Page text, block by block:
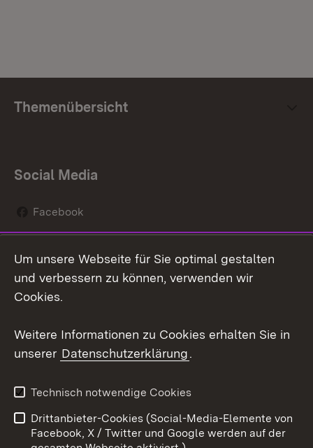
Themenübersicht
Social Media
Facebook
Social Wall
Youtube
Kontakt
Datenschutz
Barrierefreiheit
Impressum Cookies
Um unsere Webseite für Sie optimal gestalten
und verbessern zu können, verwenden wir
Cookies.
Weitere Informationen zu Cookies erhalten Sie in
unserer Datenschutzerklärung.
Technisch notwendige Cookies
Drittanbieter-Cookies (Social-Media-Elemente von
Facebook, X / Twitter und Google werden auf der